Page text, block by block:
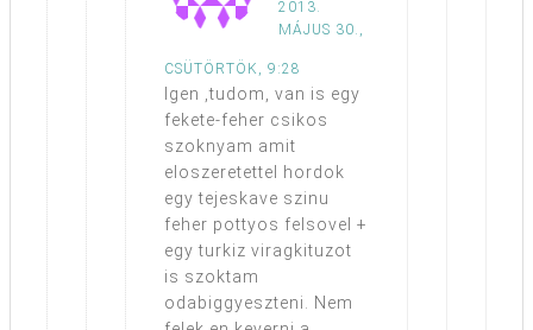
2013.
MÁJUS 30.,
CSÜTÖRTÖK, 9:28
Igen ,tudom, van is egy
fekete-feher csikos
szoknyam amit
eloszeretettel hordok
egy tejeskave szinu
feher pottyos felsovel +
egy turkiz viragkituzot
is szoktam
odabiggyeszteni. Nem